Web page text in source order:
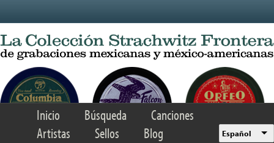
Inicio Búsqueda
Canciones
Artistas
Sellos Blog Español